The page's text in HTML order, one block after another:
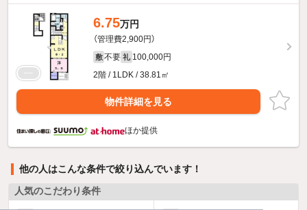
6.75万円
（管理費2,900円）
敷 不要 礼 100,000円
2階 / 1LDK / 38.81㎡
物件詳細を見る
ほか提供
他の人はこんな条件で絞り込んでいます！
人気のこだわり条件